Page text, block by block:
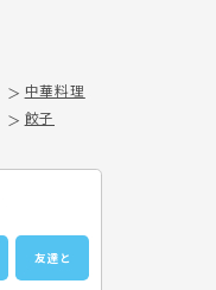
中華料理
餃子
友達と